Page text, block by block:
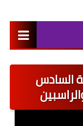
العام
الخاص
السادس